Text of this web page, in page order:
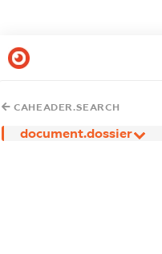
CAHEADER.SEARCH
document.dossier